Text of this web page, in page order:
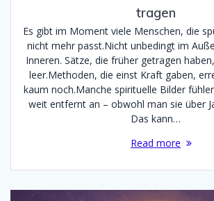
tragen
Es gibt im Moment viele Menschen, die
nicht mehr passt.Nicht unbedingt im
Inneren. Sätze, die früher getragen
leer.Methoden, die einst Kraft gaben,
kaum noch.Manche spirituelle Bilder
weit entfernt an – obwohl man sie über
Das kann…
Read more